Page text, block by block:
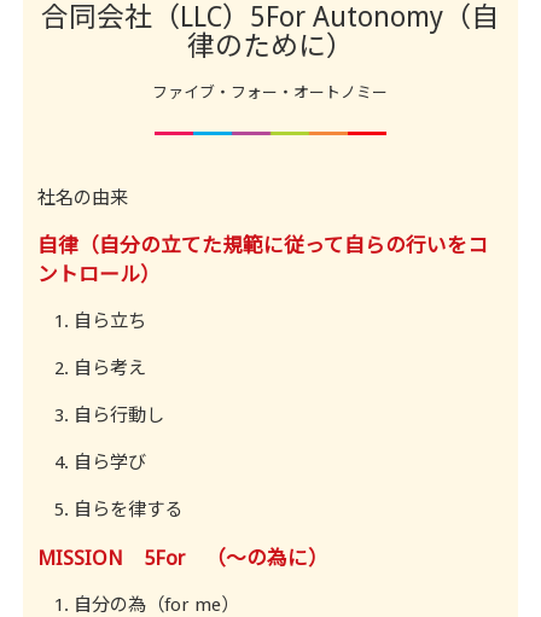
合同会社（LLC）5For Autonomy（自
律のために）
ファイブ・フォー・オートノミー
社名の由来
自律（自分の立てた規範に従って自らの行いをコ
ントロール）
自ら立ち
自ら考え
自ら行動し
自ら学び
自らを律する
MISSION 5For （～の為に）
自分の為（for me）